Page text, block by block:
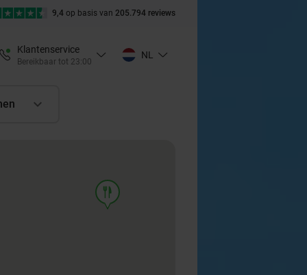
9,4 op basis van 205.794 reviews
Klantenservice
Bereikbaar tot 23:00
NL
food